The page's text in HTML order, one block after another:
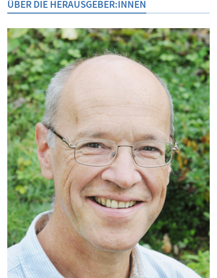
ÜBER DIE HERAUSGEBER:INNEN